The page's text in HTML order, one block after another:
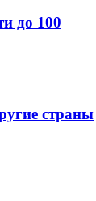
до 100
страны